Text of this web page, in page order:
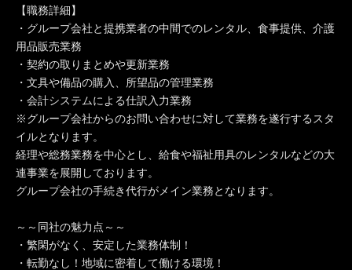
【職務詳細】
・グループ会社と提携業者の中間でのレンタル、食事提供、介護
用品販売業務
・契約の取りまとめや更新業務
・文具や備品の購入、所望品の管理業務
・会計システムによる仕訳入力業務
※グループ会社からのお問い合わせに対して業務を遂行するスタ
イルとなります。
経理や総務業務を中心とし、給食や福祉用具のレンタルなどの大
連事業を展開しております。
グループ会社の手続き代行がメイン業務となります。
～～同社の魅力点～～
・繁閑がなく、安定した業務体制！
・転勤なし！地域に密着して働ける環境！